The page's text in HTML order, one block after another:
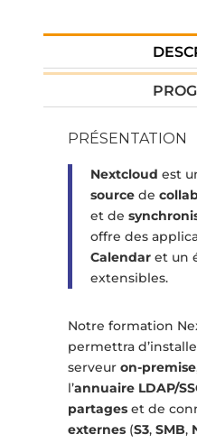
PRÉSENTATION
Nextcloud est
sourcede
et de
offre des
Calendaret un
extensibles.
Notre formation
permettra
serveur on-premise
l’annuaire LDAP/
partageset de
externes(S3, SMB,